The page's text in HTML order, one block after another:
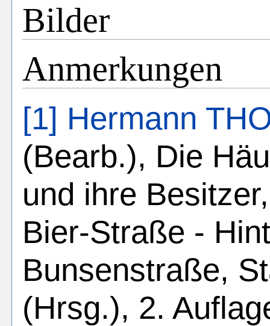
Bilder
Anmerkungen
[1] Hermann
(Bearb.), Die
und ihre
Bier-Straße -
Bunsenstraße,
(Hrsg.), 2.